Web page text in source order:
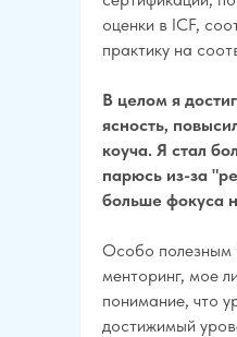
оценки в ICF,
практику на
В целом я
ясность,
коуча. Я стал
парюсь из-за
больше фокуса
Особо полезным
менторинг, мое
понимание, что
достижимый